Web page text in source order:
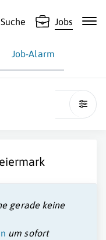
Suche Jobs
Job-Alarm
gerade keine
um sofort